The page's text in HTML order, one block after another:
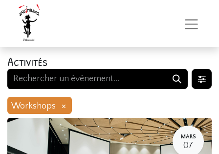
Activités
Workshops ×
MARS
07